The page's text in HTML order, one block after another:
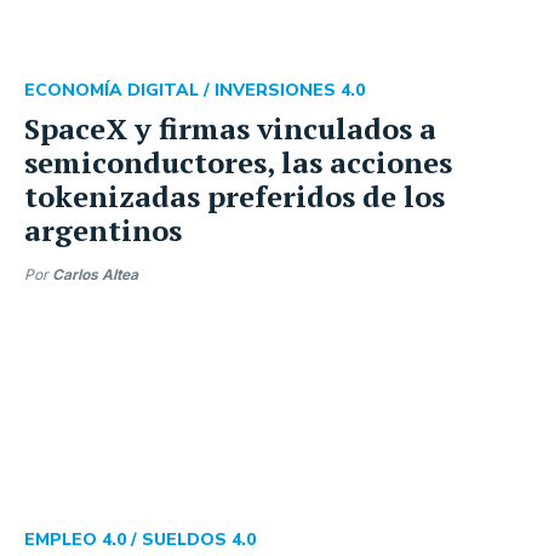
SpaceX y firmas vinculados a
semiconductores, las acciones
tokenizadas preferidos de los
argentinos
ECONOMÍA DIGITAL / INVERSIONES 4.0
Por Carlos Altea
EMPLEO 4.0 / SUELDOS 4.0